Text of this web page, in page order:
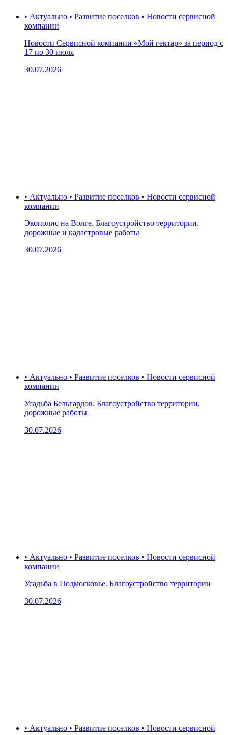
• Актуально • Развитие поселков • Новости сервисной
компании
Новости Сервисной компании «Мой гектар» за период с
17 по 30 июля
30.07.2026
• Актуально • Развитие поселков • Новости сервисной
компании
Экополис на Волге. Благоустройство территории,
дорожные и кадастровые работы
30.07.2026
• Актуально • Развитие поселков • Новости сервисной
компании
Усадьба Бельгардов. Благоустройство территории,
дорожные работы
30.07.2026
• Актуально • Развитие поселков • Новости сервисной
компании
Усадьба в Подмосковье. Благоустройство территории
30.07.2026
• Актуально • Развитие поселков • Новости сервисной